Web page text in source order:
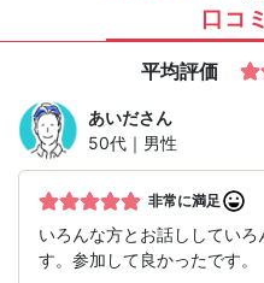
口コ
平均評価
あいださん
50代｜男性
非常に満足
いろんな方とお話ししてい
す。参加して良かったです。